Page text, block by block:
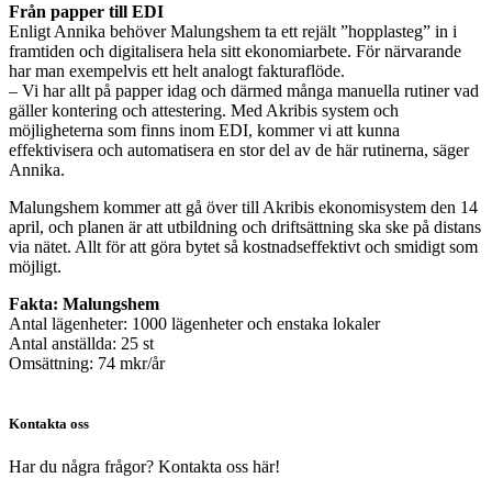
Från papper till EDI
Enligt Annika behöver Malungshem ta ett rejält ”hopplasteg” in i
framtiden och digitalisera hela sitt ekonomiarbete. För närvarande
har man exempelvis ett helt analogt fakturaflöde.
– Vi har allt på papper idag och därmed många manuella rutiner vad
gäller kontering och attestering. Med Akribis system och
möjligheterna som finns inom EDI, kommer vi att kunna
effektivisera och automatisera en stor del av de här rutinerna, säger
Annika.
Malungshem kommer att gå över till Akribis ekonomisystem den 14
april, och planen är att utbildning och driftsättning ska ske på distans
via nätet. Allt för att göra bytet så kostnadseffektivt och smidigt som
möjligt.
Fakta: Malungshem
Antal lägenheter: 1000 lägenheter och enstaka lokaler
Antal anställda: 25 st
Omsättning: 74 mkr/år
Kontakta oss
Har du några frågor? Kontakta oss här!